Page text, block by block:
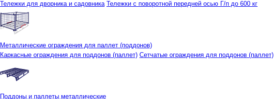
Тележки для дворника и садовника Тележки с поворотной передней осью Г/п до 600 кг
Металлические ограждения для паллет (поддонов)
Каркасные ограждения для поддонов (паллет) Сетчатые ограждения для поддонов (паллет)
Поддоны и паллеты металлические